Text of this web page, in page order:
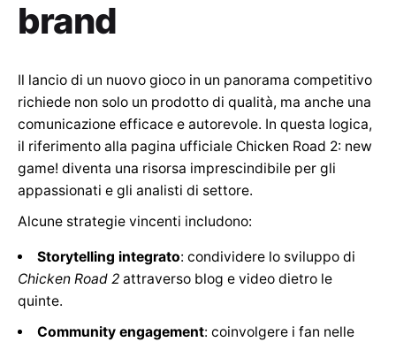
brand
Il lancio di un nuovo gioco in un panorama competitivo
richiede non solo un prodotto di qualità, ma anche una
comunicazione efficace e autorevole. In questa logica,
il riferimento alla pagina ufficiale Chicken Road 2: new
game! diventa una risorsa imprescindibile per gli
appassionati e gli analisti di settore.
Alcune strategie vincenti includono:
Storytelling integrato: condividere lo sviluppo di
Chicken Road 2 attraverso blog e video dietro le
quinte.
Community engagement: coinvolgere i fan nelle